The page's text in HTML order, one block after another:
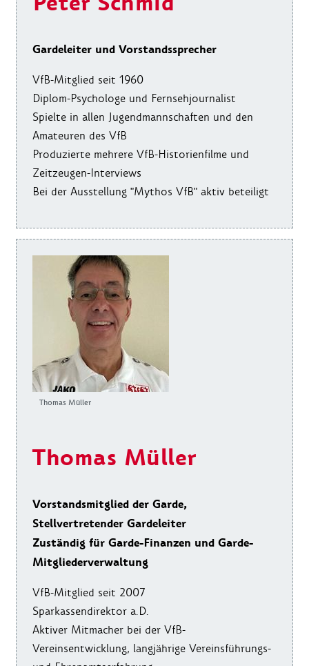
Gardeleiter und Vorstandssprecher
VfB-Mitglied seit 1960
Diplom-Psychologe und Fernsehjournalist
Spielte in allen Jugendmannschaften und den
Amateuren des VfB
Produzierte mehrere VfB-Historienfilme und
Zeitzeugen-Interviews
Bei der Ausstellung "Mythos VfB" aktiv beteiligt
Thomas Müller
Thomas Müller
Vorstandsmitglied der Garde,
Stellvertretender Gardeleiter
Zuständig für Garde-Finanzen und Garde-
Mitgliederverwaltung
VfB-Mitglied seit 2007
Sparkassendirektor a.D.
Aktiver Mitmacher bei der VfB-
Vereinsentwicklung, langjährige Vereinsführungs-